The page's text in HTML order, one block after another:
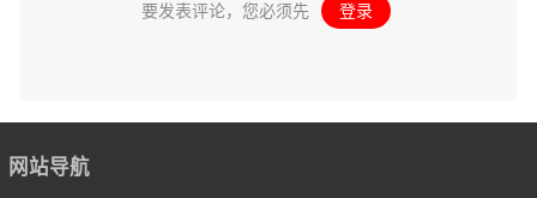
要发表评论，您必须先 登录 。
网站导航